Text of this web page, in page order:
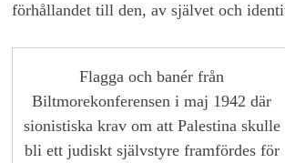
förhållandet till den, av självet och
Flagga och banér från
Biltmorekonferensen i maj 1942 där
sionistiska krav om att Palestina skulle
bli ett judiskt självstyre framfördes för